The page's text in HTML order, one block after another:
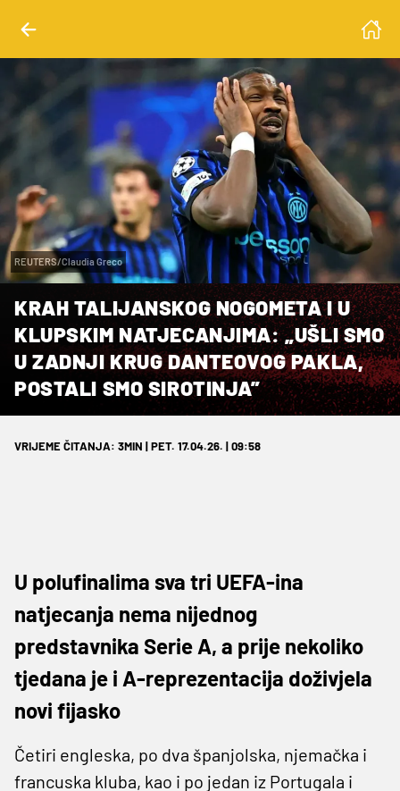
REUTERS/Claudia Greco
KRAH TALIJANSKOG NOGOMETA I U
KLUPSKIM NATJECANJIMA: „UŠLI SMO
U ZADNJI KRUG DANTEOVOG PAKLA,
POSTALI SMO SIROTINJA”
VRIJEME ČITANJA: 3MIN | PET. 17.04.26. | 09:58
U polufinalima sva tri UEFA-ina
natjecanja nema nijednog
predstavnika Serie A, a prije nekoliko
tjedana je i A-reprezentacija doživjela
novi fijasko
Četiri engleska, po dva španjolska, njemačka i
francuska kluba, kao i po jedan iz Portugala i